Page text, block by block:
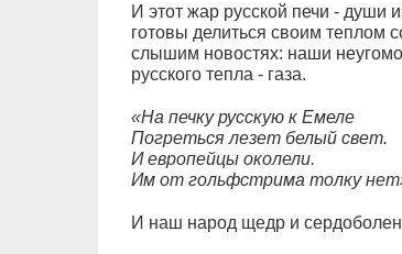
И этот жар русской печи - души
готовы делиться своим теплом
слышим новостях: наши
русского тепла - газа.
«На печку русскую к Емеле
Погреться лезет белый свет.
И европейцы околели.
Им от гольфстрима толку
И наш народ щедр и